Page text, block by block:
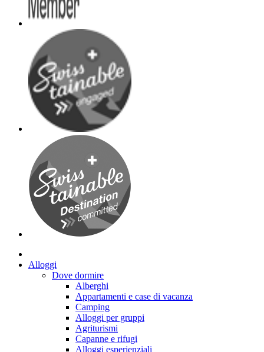
Alloggi
Dove dormire
Alberghi
Appartamenti e case di vacanza
Camping
Alloggi per gruppi
Agriturismi
Capanne e rifugi
Alloggi esperienziali